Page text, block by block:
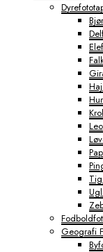
Geografi